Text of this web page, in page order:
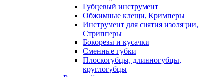
Губцевый инструмент
Обжимные клещи, Кримперы
Инструмент для снятия изоляции,
Стрипперы
Бокорезы и кусачки
Сменные губки
Плоскогубцы, длинногубцы,
круглогубцы